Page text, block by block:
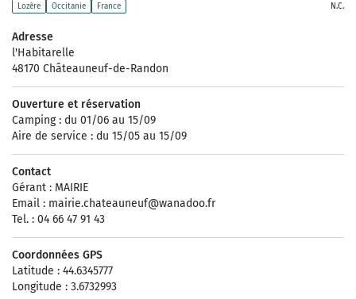
Lozère Occitanie France N.C.
Adresse
l'Habitarelle
48170 Châteauneuf-de-Randon
Ouverture et réservation
Camping : du 01/06 au 15/09
Aire de service : du 15/05 au 15/09
Contact
Gérant : MAIRIE
Email : mairie.chateauneuf@wanadoo.fr
Tel. : 04 66 47 91 43
Coordonnées GPS
Latitude : 44.6345777
Longitude : 3.6732993